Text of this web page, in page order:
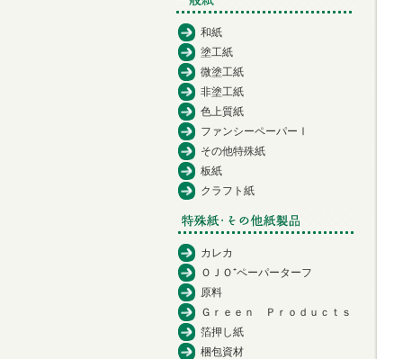
和紙
塗工紙
微塗工紙
非塗工紙
色上質紙
ファンシーペーパーⅠ
その他特殊紙
板紙
クラフト紙
カレカ
ＯＪＯ⁺ペーパーターフ
原料
Ｇｒｅｅｎ Ｐｒｏｄｕｃｔｓ
箔押し紙
梱包資材